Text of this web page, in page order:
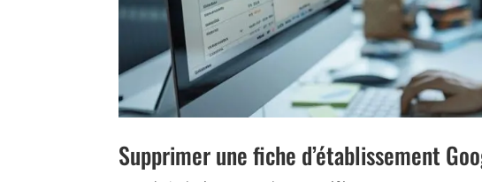
Supprimer une fiche d’établissement